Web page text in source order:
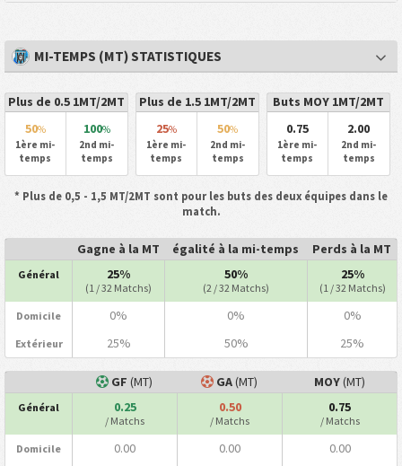
MI-TEMPS (MT) STATISTIQUES
Plus de 0.5 1MT/2MT
50%
1ère mi-
temps
100%
2nd mi-
temps
Plus de 1.5 1MT/2MT
25%
1ère mi-
temps
50%
2nd mi-
temps
Buts MOY 1MT/2MT
0.75
1ère mi-
temps
2.00
2nd mi-
temps
* Plus de 0,5 - 1,5 MT/2MT sont pour les buts des deux équipes dans le
match.
Gagne à la MT égalité à la mi-temps Perds à la MT
Général 25%
(1 / 32 Matchs)
50%
(2 / 32 Matchs)
25%
(1 / 32 Matchs)
Domicile 0% 0% 0%
Extérieur 25% 50% 25%
GF (MT) GA(MT) MOY(MT)
Général 0.25
/ Matchs
0.50
/ Matchs
0.75
/ Matchs
Domicile 0.00 0.00 0.00